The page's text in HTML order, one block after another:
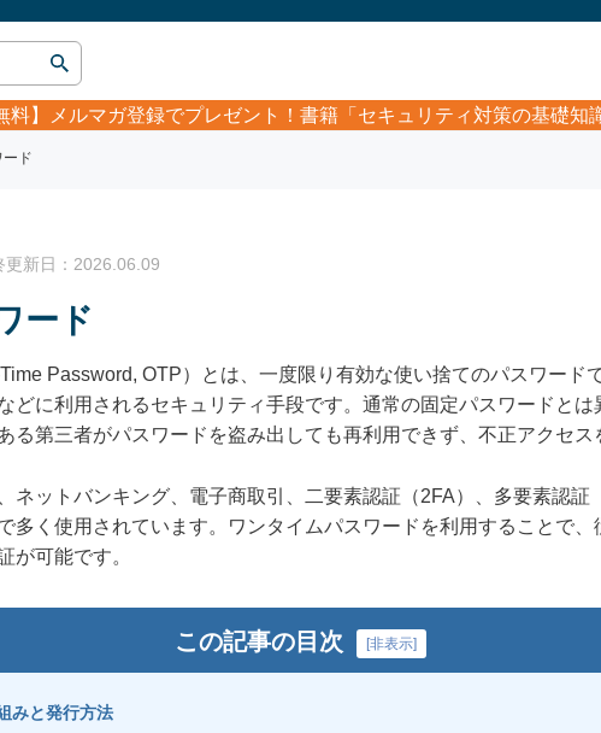
料】 メルマガ登録でプレゼント！書籍「セキュリティ対策の基礎知
ード
新日：2026.06.09
ード
Password, OTP）とは、一度限り有効な使い捨てのパスワード
どに利用されるセキュリティ手段です。通常の固定パスワードと
る第三者がパスワードを盗み出しても再利用できず、不正アクセス
ネットバンキング、電子商取引、二要素認証（2FA）、多要素認証
多く使用されています。ワンタイムパスワードを利用することで
が可能です。
この記事の目次 [非表示]
みと発行方法